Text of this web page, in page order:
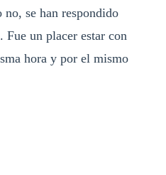
se han respondido
Fue un placer estar con
hora y por el mismo